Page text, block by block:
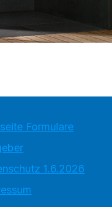
Formulare
1.6.2026